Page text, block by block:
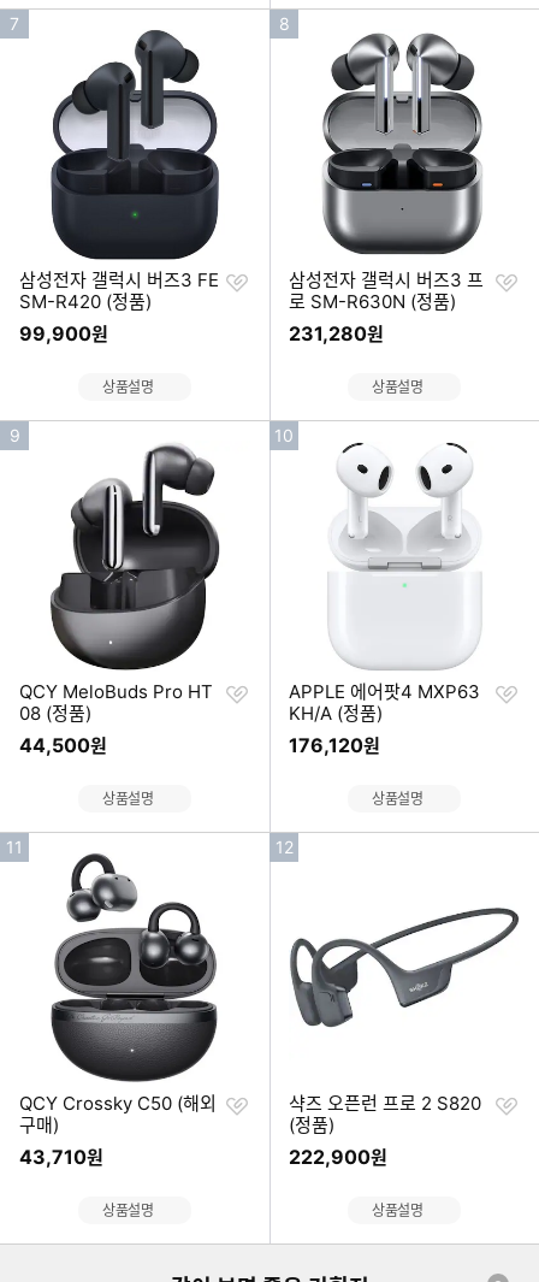
인
7
삼성전자 갤럭시 버즈3 FE
SM-R420 (정품)
99,900원
찜
상품설명
인
8
삼성전자 갤럭시 버즈3 프
로 SM-R630N (정품)
231,280원
찜
상품설명
인
9
QCY MeloBuds Pro HT
08 (정품)
44,500원
찜
상품설명
인
10
APPLE 에어팟4 MXP63
KH/A (정품)
176,120원
찜
상품설명
인
11
QCY Crossky C50 (해외
구매)
43,710원
찜
상품설명
인
12
샥즈 오픈런 프로 2 S820
(정품)
222,900원
찜
상품설명